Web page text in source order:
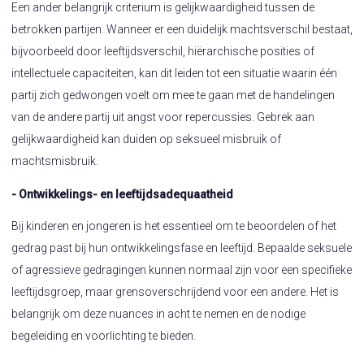
Een ander belangrijk criterium is gelijkwaardigheid tussen de
betrokken partijen. Wanneer er een duidelijk machtsverschil bestaat,
bijvoorbeeld door leeftijdsverschil, hiërarchische posities of
intellectuele capaciteiten, kan dit leiden tot een situatie waarin één
partij zich gedwongen voelt om mee te gaan met de handelingen
van de andere partij uit angst voor repercussies. Gebrek aan
gelijkwaardigheid kan duiden op seksueel misbruik of
machtsmisbruik.
- Ontwikkelings- en leeftijdsadequaatheid
Bij kinderen en jongeren is het essentieel om te beoordelen of het
gedrag past bij hun ontwikkelingsfase en leeftijd. Bepaalde seksuele
of agressieve gedragingen kunnen normaal zijn voor een specifieke
leeftijdsgroep, maar grensoverschrijdend voor een andere. Het is
belangrijk om deze nuances in acht te nemen en de nodige
begeleiding en voorlichting te bieden.